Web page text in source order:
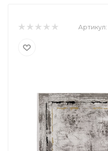
Артикул: